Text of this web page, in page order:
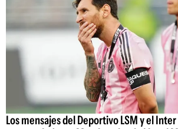
Los mensajes del Deportivo LSM y el